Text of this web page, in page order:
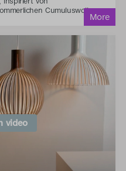
Cumuluswolken.
video